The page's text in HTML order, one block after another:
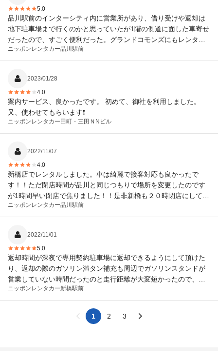
5.0
品川駅前のインターシティ内に営業所があり、借り受けや返却は
地下駐車場まで行くのかと思っていたが1階の側道に面した車寄せ
だったので、すごく便利だった。グランドコモンズにもレンタカ
ー営業所があるが借り受けや返却が地下駐車場であり、あまりに
地下道が複雑で返却に苦労したことがありました。
ニッポンレンタカー品川駅前
2023/01/28
4.0
案内サービス、良かったです。 初めて、御社を利用しました。
又、使わせてもらいます❗
ニッポンレンタカー田町・三田ＮNビル
2022/11/07
4.0
新橋店でレンタルしました。車は綺麗で接客対応も良かったで
す！！ただ閉店時間が品川と同じつもりで場所を変更したのです
が1時間早い閉店で焦りました！！是非新橋も２０時閉店にして欲
しいです。よろしくお願いします。
ニッポンレンタカー品川駅前
2022/11/01
5.0
返却時間が深夜で専用契約駐車場に返却できるようにして頂けた
り、返却の際のガソリン満タン補充も周辺でガソリンスタンドが
営業していない時間だったのと走行距離が大変短かったので、現
金精算にして頂けたり、大変助かりました。また、是非利用させ
て頂きたいです。
ニッポンレンタカー新橋駅前
1 2 3